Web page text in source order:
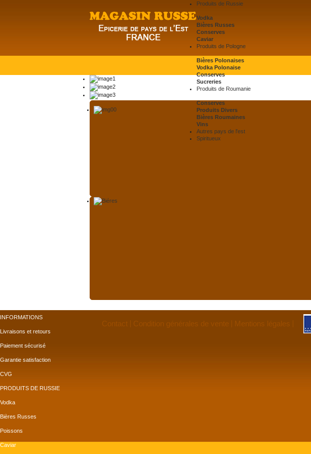
Produits de Russie
Vodka
Bières Russes
Conserves
Caviar
Produits de Pologne
Bières Polonaises
Vodka Polonaise
Conserves
Sucreries
Produits de Roumanie
Conserves
Produits Divers
Bières Roumaines
Vins
Autres pays de l'est
Spiritueux
INFORMATIONS
Livraisons et retours
Paiement sécurisé
Garantie satisfaction
CVG
PRODUITS DE RUSSIE
Vodka
Bières Russes
Poissons
Caviar
Contact Condition générales de vente Mentions légales